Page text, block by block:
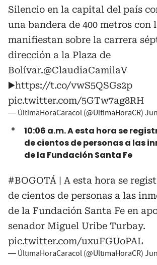
Silencio en la capital del país
una bandera de 400 metros con
manifiestan sobre la carrera
dirección a la Plaza de
Bolívar.@ClaudiaCamilaV
▶️https://t.co/vwS5QSGs2p
pic.twitter.com/5GTw7ag8RH
— ÚltimaHoraCaracol (@UltimaHoraCR)
10:06 a.m. A esta hora se
de cientos de personas a las
de la Fundación Santa Fe
#BOGOTÁ | A esta hora se
de cientos de personas a las
de la Fundación Santa Fe en
senador Miguel Uribe Turbay.
pic.twitter.com/uxuFGUoPAL
— ÚltimaHoraCaracol (@UltimaHoraCR)